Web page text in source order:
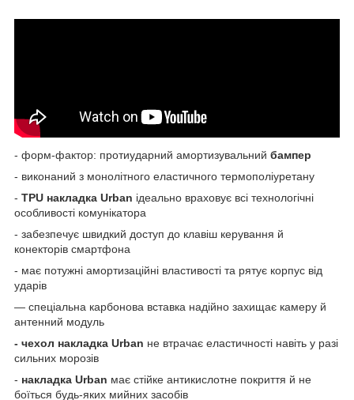
- форм-фактор: протиударний амортизувальний бампер
- виконаний з монолітного еластичного термополіуретану
- TPU накладка Urban ідеально враховує всі технологічні
особливості комунікатора
- забезпечує швидкий доступ до клавіш керування й
конекторів смартфона
- має потужні амортизаційні властивості та рятує корпус від
ударів
— спеціальна карбонова вставка надійно захищає камеру й
антенний модуль
- чехол накладка Urban не втрачає еластичності навіть у разі
сильних морозів
- накладка Urban має стійке антикислотне покриття й не
боїться будь-яких мийних засобів